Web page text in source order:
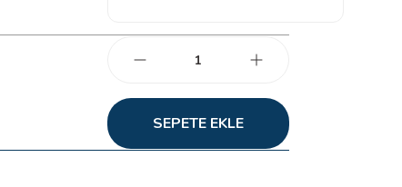
SEPETE EKLE